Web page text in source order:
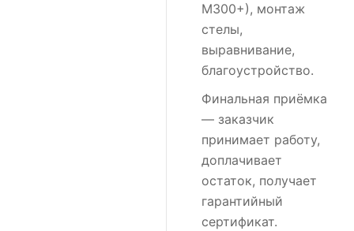
М300+), монтаж
стелы,
выравнивание,
благоустройство.
Финальная приёмка
— заказчик
принимает работу,
доплачивает
остаток, получает
гарантийный
сертификат.